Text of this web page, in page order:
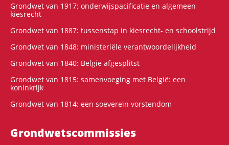
Grondwet van 1917: onderwijspacificatie en algemeen
kiesrecht
Grondwet van 1887: tussenstap in kiesrecht- en schoolstrijd
Grondwet van 1848: ministeriële verantwoordelijkheid
Grondwet van 1840: België afgesplitst
Grondwet van 1815: samenvoeging met België: een
koninkrijk
Grondwet van 1814: een soeverein vorstendom
Grondwets­commissies